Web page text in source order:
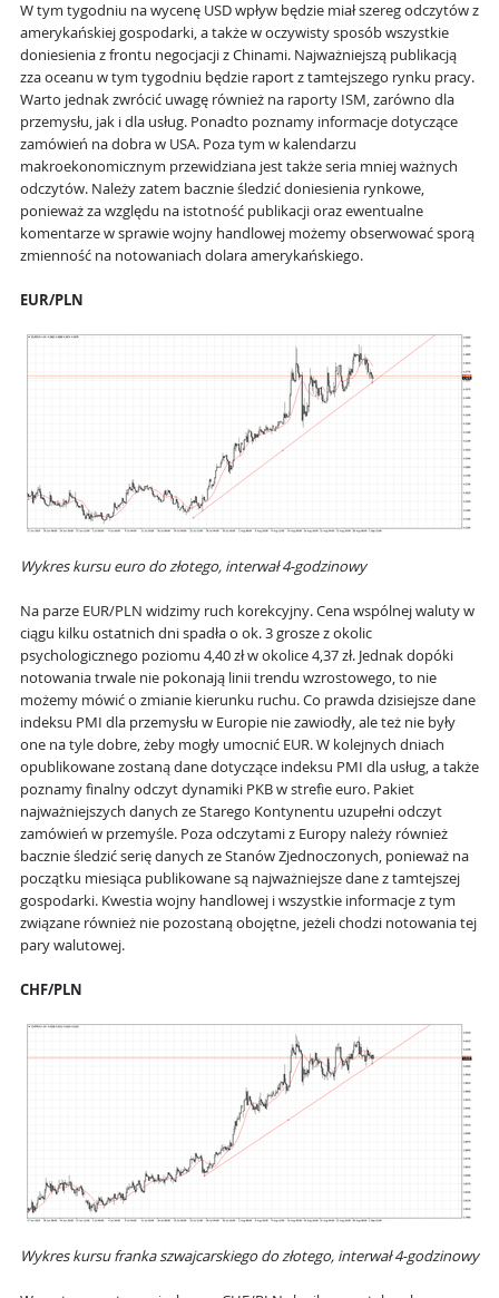
W tym tygodniu na wycenę USD wpływ będzie miał szereg odczytów z
amerykańskiej gospodarki, a także w oczywisty sposób wszystkie
doniesienia z frontu negocjacji z Chinami. Najważniejszą publikacją
zza oceanu w tym tygodniu będzie raport z tamtejszego rynku pracy.
Warto jednak zwrócić uwagę również na raporty ISM, zarówno dla
przemysłu, jak i dla usług. Ponadto poznamy informacje dotyczące
zamówień na dobra w USA. Poza tym w kalendarzu
makroekonomicznym przewidziana jest także seria mniej ważnych
odczytów. Należy zatem bacznie śledzić doniesienia rynkowe,
ponieważ za względu na istotność publikacji oraz ewentualne
komentarze w sprawie wojny handlowej możemy obserwować sporą
zmienność na notowaniach dolara amerykańskiego.
EUR/PLN
Wykres kursu euro do złotego, interwał 4-godzinowy
Na parze EUR/PLN widzimy ruch korekcyjny. Cena wspólnej waluty w
ciągu kilku ostatnich dni spadła o ok. 3 grosze z okolic
psychologicznego poziomu 4,40 zł w okolice 4,37 zł. Jednak dopóki
notowania trwale nie pokonają linii trendu wzrostowego, to nie
możemy mówić o zmianie kierunku ruchu. Co prawda dzisiejsze dane
indeksu PMI dla przemysłu w Europie nie zawiodły, ale też nie były
one na tyle dobre, żeby mogły umocnić EUR. W kolejnych dniach
opublikowane zostaną dane dotyczące indeksu PMI dla usług, a także
poznamy finalny odczyt dynamiki PKB w strefie euro. Pakiet
najważniejszych danych ze Starego Kontynentu uzupełni odczyt
zamówień w przemyśle. Poza odczytami z Europy należy również
bacznie śledzić serię danych ze Stanów Zjednoczonych, ponieważ na
początku miesiąca publikowane są najważniejsze dane z tamtejszej
gospodarki. Kwestia wojny handlowej i wszystkie informacje z tym
związane również nie pozostaną obojętne, jeżeli chodzi notowania tej
pary walutowej.
CHF/PLN
Wykres kursu franka szwajcarskiego do złotego, interwał 4-godzinowy